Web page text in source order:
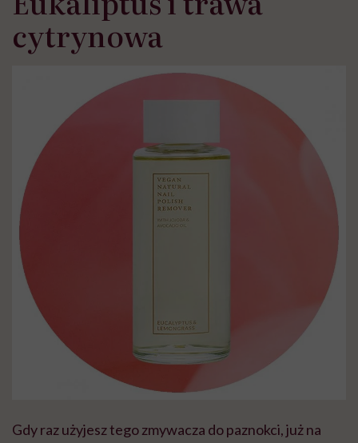
cytrynowa
Gdy raz użyjesz tego zmywacza do paznokci, już na